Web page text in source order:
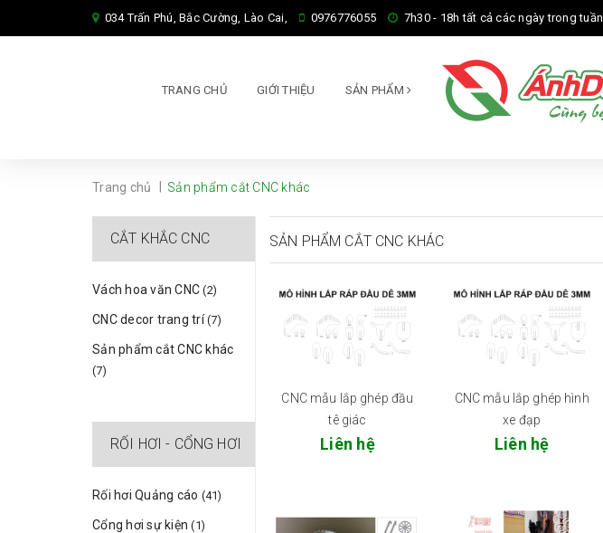
034 Trấn Phú, Bắc Cường, Lào Cai, 0976776055 7h30 - 18h tất cả các ngày trong tuần
TRANG CHỦ GIỚI THIỆU SẢN PHẨM
Trang chủ Sản phẩm cắt CNC khác
SẢN PHẨM CẮT CNC KHÁC
CNC mẫu lắp ghép đầu
tê giác
Liên hệ
CNC mẫu lắp ghép hình
xe đạp
Liên hệ
CẮT KHẮC CNC
Vách hoa văn CNC(2)
CNC decor trang trí(7)
Sản phẩm cắt CNC khác
(7)
RỐI HƠI - CỔNG HƠI
Rối hơi Quảng cáo (41)
Cổng hơi sự kiện(1)